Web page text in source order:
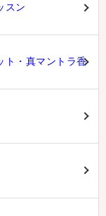
スン
ト・真マントラ香